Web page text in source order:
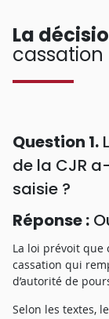
La
cassation
Question 1.
de la CJR
saisie ?
Réponse :
La loi prévoit que
cassation qui
d’autorité de
Selon les textes,